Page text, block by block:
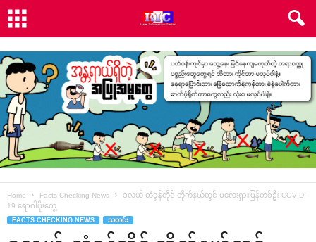
Home Facts Checking News
ခလယ်-တံခွန်တိုင် တိုက်နယ်တွင် မ‌လေးရှားပြန်တစ်ဦး COVID-
19 ‌ရောဂါပိုး‌တွေ့
FACTS CHECKING NEWS သတင်း